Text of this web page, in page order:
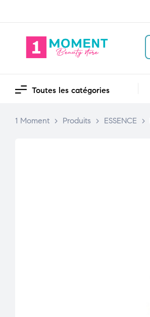
Toutes les catégories
1 Moment > Produits > ESSENCE >